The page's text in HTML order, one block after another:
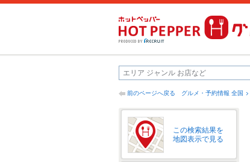
前のページへ戻る グルメ・予約情報 全国
この検索結果を
地図表示で見る